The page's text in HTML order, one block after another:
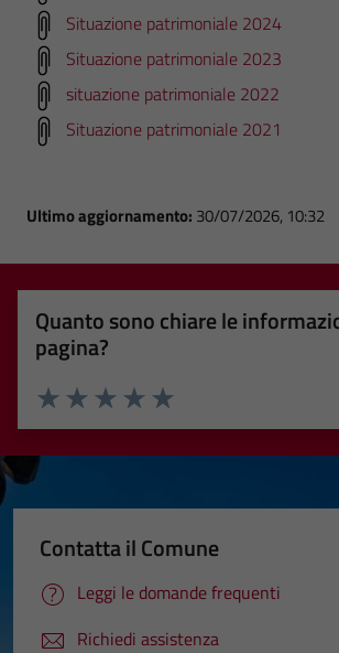
Situazione patrimoniale 2024
Situazione patrimoniale 2023
situazione patrimoniale 2022
Situazione patrimoniale 2021
Ultimo aggiornamento: 30/07/2026, 10:32
Quanto sono chiare le
pagina?
Valuta 5 stelle su 5
Valuta 4 stelle su 5
Valuta 3 stelle su 5
Valuta 2 stelle su 5
Valuta 1 stelle su 5
Contatta il Comune
Leggi le domande frequenti
Richiedi assistenza